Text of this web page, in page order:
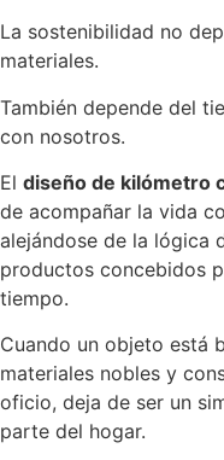
La sostenibilidad no
materiales.
También depende del
con nosotros.
El diseño de kilómetro
de acompañar la vida
alejándose de la lógica
productos concebidos
tiempo.
Cuando un objeto está
materiales nobles y
oficio, deja de ser un
parte del hogar.